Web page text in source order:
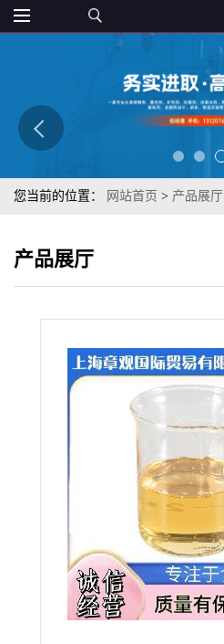
您当前的位置： 网站首页 > 产品展厅
产品展厅